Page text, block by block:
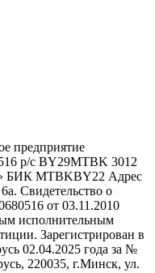
окрашивания волос
65Б, офис 1509
предприятие
р/с BY29MTBK 3012
БИК MTBKBY22 Адрес
Свидетельство о
от 03.11.2010
исполнительным
Зарегистрирован в
02.04.2025 года за №
220035, г.Минск, ул.